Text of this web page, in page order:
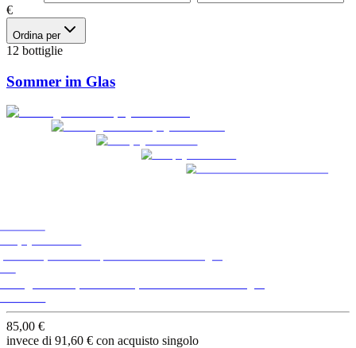
€
Ordina per
12 bottiglie
Sommer im Glas
85,00 €
invece di 91,60 € con acquisto singolo